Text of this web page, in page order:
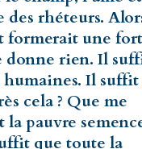
rhéteurs.
formerait une
rien. Il
humaines. Il suffit
cela ? Que me
la pauvre
que toute la